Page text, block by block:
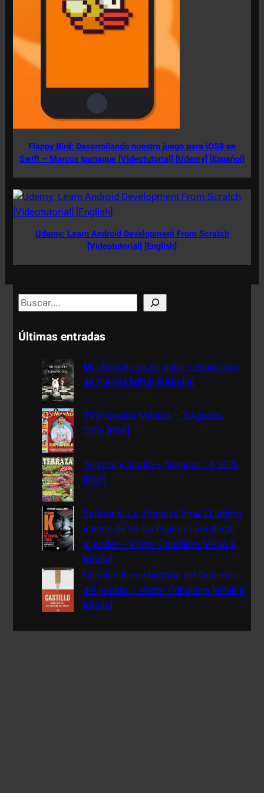
Flappy Bird: Desarrollando nuestro juego para iOS8 en
Swift – Marcos Ipanaque [Videotutorial] [Udemy] [Español]
Udemy: Learn Android Development From Scratch
[Videotutorial] [English]
S
e
a
Últimas entradas
Mi chancho es mi gallo – Francisco
de Piérola [ePub & Kindle]
TVyNovelas México – 3 Agosto,
2026 [PDF]
Terraza y Jardín – Número 14, 2026
[PDF]
Señora K. La ofensiva final, El último
intento de Keiko Fujimori por llegar
al poder – Víctor Caballero [ePub &
Kindle]
Castillo: Breve historia del Gobierno
del pueblo – Víctor Caballero [ePub &
Kindle]